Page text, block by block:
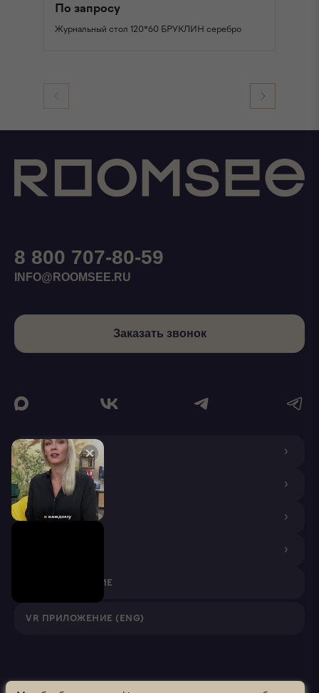
По запросу
Журнальный стол 120*60 БРУКЛИН серебро
О КОМПАНИИ
ДИЗАЙНЕРАМ
ПОКУПАТЕЛЯМ
VR ПРИЛОЖЕНИЕ
VR ПРИЛОЖЕНИЕ (ENG)
8 800 707-80-59
INFO@ROOMSEE.RU
Заказать звонок